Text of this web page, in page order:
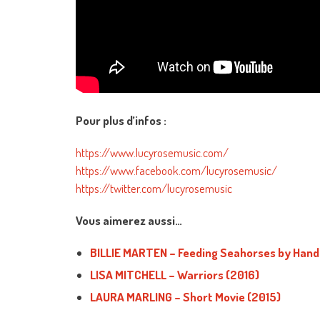
Pour plus d’infos :
https://www.lucyrosemusic.com/
https://www.facebook.com/lucyrosemusic/
https://twitter.com/lucyrosemusic
Vous aimerez aussi…
BILLIE MARTEN – Feeding Seahorses by
LISA MITCHELL – Warriors (2016)
LAURA MARLING – Short Movie (2015)